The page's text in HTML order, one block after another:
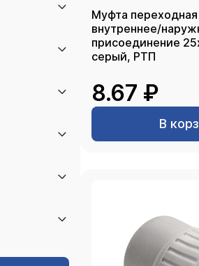
Муфта переходная
внутреннее/
присоединение 25х20, PN25
серый, РТП
8.67 ₽
В